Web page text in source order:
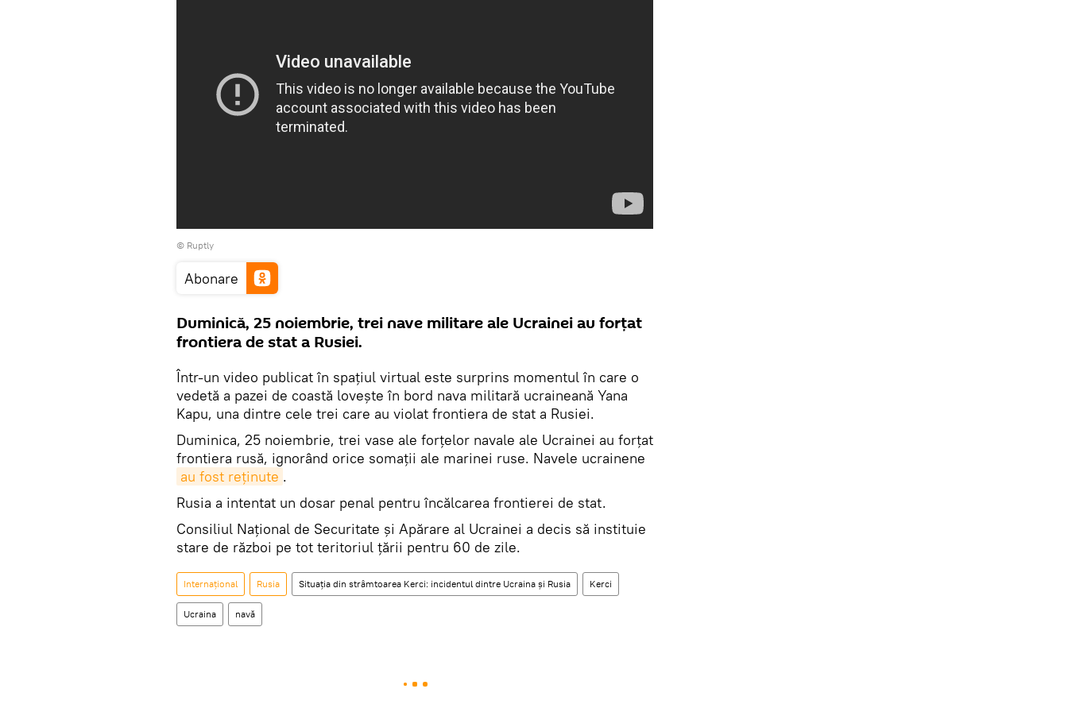
© Ruptly
Abonare
Duminică, 25 noiembrie, trei nave militare ale Ucrainei au forțat
frontiera de stat a Rusiei.
Într-un video publicat în spațiul virtual este surprins momentul în care o
vedetă a pazei de coastă lovește în bord nava militară ucraineană Yana
Kapu, una dintre cele trei care au violat frontiera de stat a Rusiei.
Duminica, 25 noiembrie, trei vase ale forțelor navale ale Ucrainei au forțat
frontiera rusă, ignorând orice somații ale marinei ruse. Navele ucrainene
au fost reținute .
Rusia a intentat un dosar penal pentru încălcarea frontierei de stat.
Consiliul Național de Securitate și Apărare al Ucrainei a decis să instituie
stare de război pe tot teritoriul țării pentru 60 de zile.
Internaţional Rusia Situația din strâmtoarea Kerci: incidentul dintre Ucraina și Rusia Kerci
Ucraina navă